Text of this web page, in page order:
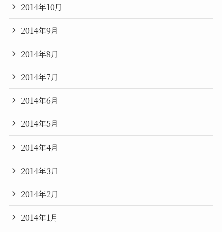
2014年10月
2014年9月
2014年8月
2014年7月
2014年6月
2014年5月
2014年4月
2014年3月
2014年2月
2014年1月